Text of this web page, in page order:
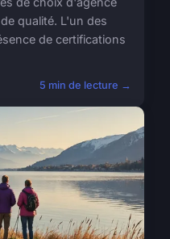
qualité. L'un des
de certifications
5 min de lecture →